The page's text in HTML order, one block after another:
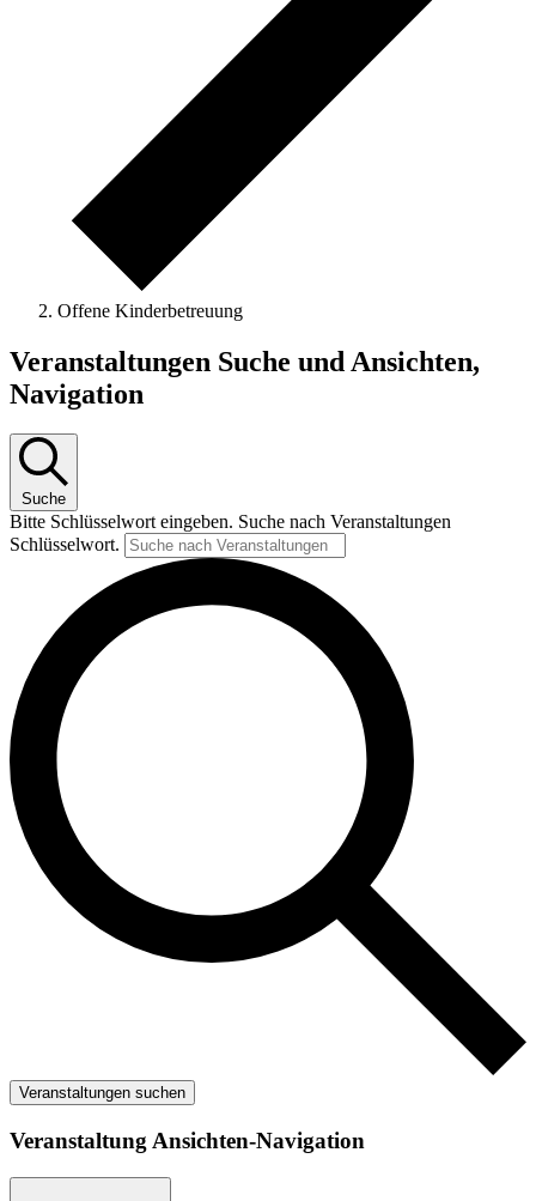
Offene Kinderbetreuung
Veranstaltungen
Veranstaltungen Suche und Ansichten,
Navigation
Suche
Bitte Schlüsselwort eingeben. Suche nach Veranstaltungen
Schlüsselwort.
Veranstaltungen suchen
Veranstaltung Ansichten-Navigation